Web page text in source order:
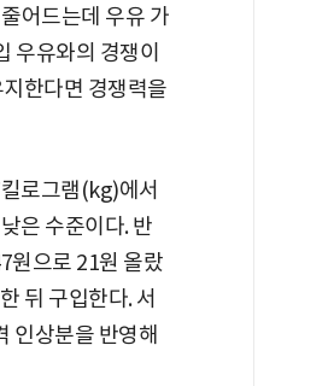
어드는데 우유 가
우유와의 경쟁이
한다면 경쟁력을
로그램(kg)에서
은 수준이다. 반
원으로 21원 올랐
뒤 구입한다. 서
인상분을 반영해